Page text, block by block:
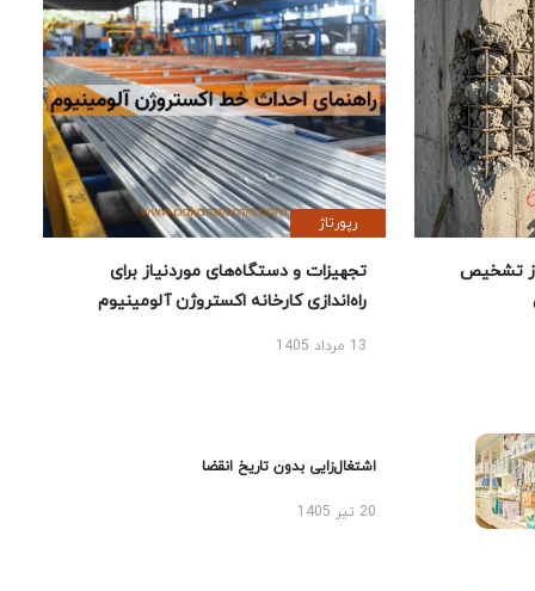
تشخیص
رپورتاژ
تجهیزات و دستگاه‌های موردنیاز برای
راه‌اندازی کارخانه اکستروژن آلومینیوم
13 مرداد 1405
اشتغال‌زایی بدون تاریخ انقضا
20 تیر 1405